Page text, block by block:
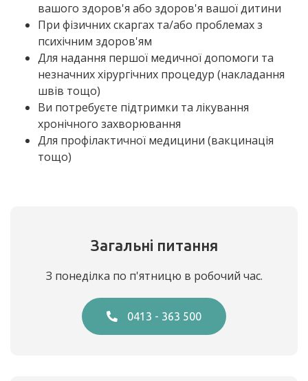
вашого здоров'я або здоров'я вашої дитини
При фізичних скаргах та/або проблемах з
психічним здоров'ям
Для надання першої медичної допомоги та
незначних хірургічних процедур (накладання
швів тощо)
Ви потребуєте підтримки та лікування
хронічного захворювання
Для профілактичної медицини (вакцинація
тощо)
Загальні питання
З понеділка по п'ятницю в робочий час.
0413 - 363 500